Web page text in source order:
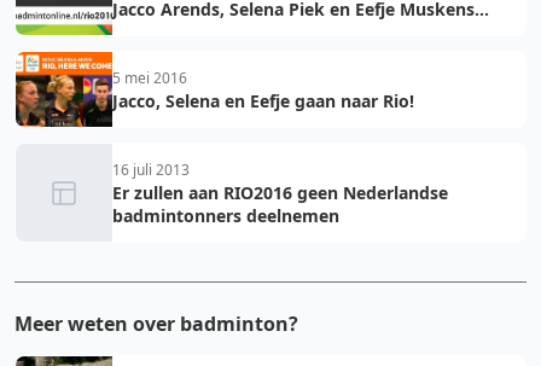
Jacco Arends, Selena Piek en Eefje Muskens
5 mei 2016
Jacco, Selena en Eefje gaan naar Rio!
16 juli 2013
Er zullen aan RIO2016 geen Nederlandse
badmintonners deelnemen
Meer weten over badminton?